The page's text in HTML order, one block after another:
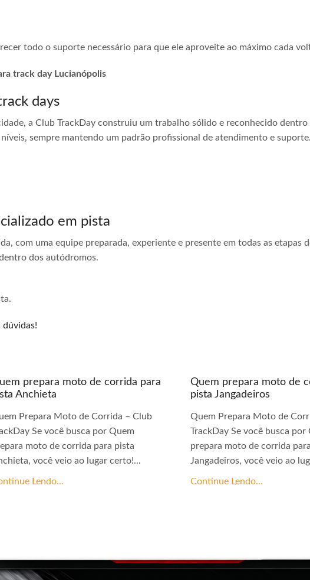
todo o suporte necessário para que ele aproveite ao máximo cada
track day Lucianópolis
days
a Club TrackDay construiu um trabalho sólido e reconhecido
sempre mantendo um padrão profissional de atendimento e suporte.
em pista
com uma equipe preparada, experiente e presente em todas as etapas
dos autódromos.
dúvidas!
prepara moto de corrida para
Anchieta
Prepara Moto de Corrida – Club
Se você busca por Quem
moto de corrida para pista
você veio ao lugar certo!...
Lendo...
Quem prepara moto de
pista Jangadeiros
Quem Prepara Moto de
TrackDay Se você busca por
prepara moto de corrida
Jangadeiros, você veio ao
Continue Lendo...